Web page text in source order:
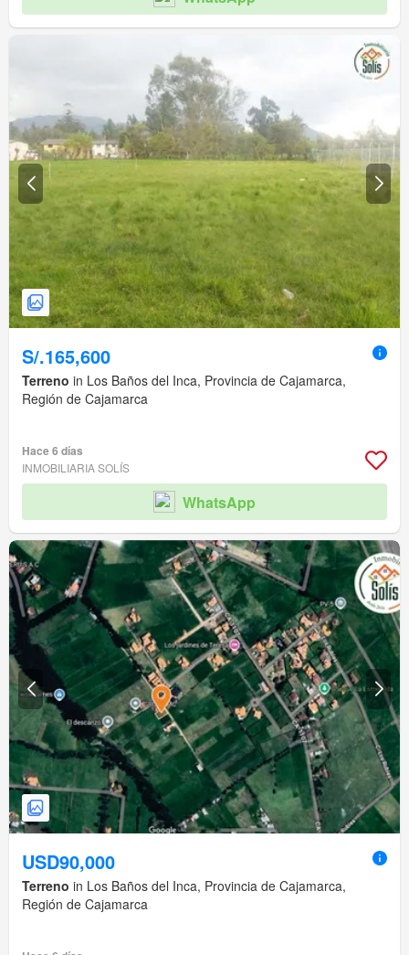
S/.165,600
Terreno in Los Baños del Inca, Provincia de Cajamarca,
Región de Cajamarca
Hace 6 días
INMOBILIARIA SOLÍS
WhatsApp
USD90,000
Terreno in Los Baños del Inca, Provincia de Cajamarca,
Región de Cajamarca